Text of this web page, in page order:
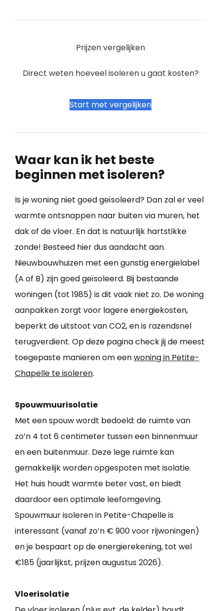
Prijzen vergelijken
Direct weten hoeveel isoleren u gaat kosten?
Start met vergelijken
Waar kan ik het beste
beginnen met isoleren?
Is je woning niet goed geïsoleerd? Dan zal er veel
warmte ontsnappen naar buiten via muren, het
dak of de vloer. En dat is natuurlijk hartstikke
zonde! Besteed hier dus aandacht aan.
Nieuwbouwhuizen met een gunstig energielabel
(A of B) zijn goed geïsoleerd. Bij bestaande
woningen (tot 1985) is dit vaak niet zo. De woning
aanpakken zorgt voor lagere energiekosten,
beperkt de uitstoot van CO2, en is razendsnel
terugverdient. Op deze pagina check jij de meest
toegepaste manieren om eenwoning in Petite-
Chapelle te isoleren.
Spouwmuurisolatie
Met een spouw wordt bedoeld: de ruimte van
zo’n 4 tot 6 centimeter tussen een binnenmuur
en een buitenmuur. Deze lege ruimte kan
gemakkelijk worden opgespoten met isolatie.
Het huis houdt warmte beter vast, en biedt
daardoor een optimale leefomgeving.
Spouwmuur isoleren in Petite-Chapelle is
interessant (vanaf zo’n € 900 voor rijwoningen)
en je bespaart op de energierekening, tot wel
€185 (jaarlijkst, prijzen augustus 2026).
Vloerisolatie